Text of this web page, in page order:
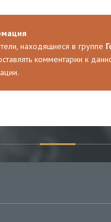
находящиеся в группе
комментарии к